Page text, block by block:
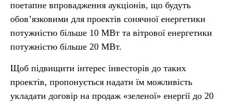
поетапне впровадження аукціонів, що будуть
обов’язковими для проектів сонячної енергетики
потужністю більше 10 МВт та вітрової енергетики
потужністю більше 20 МВт.
Щоб підвищити інтерес інвесторів до таких
проектів, пропонується надати їм можливість
укладати договір на продаж «зеленої» енергії до 20